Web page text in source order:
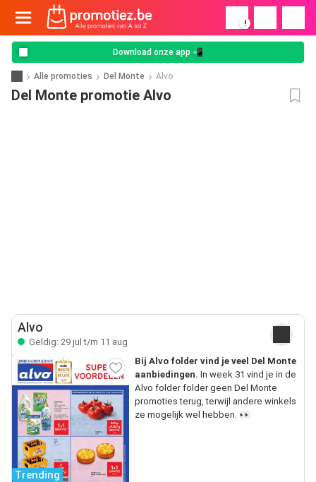
!
Download onze app 📲
Alle promoties Del Monte Alvo
Del Monte promotie Alvo
Alvo
Geldig: 29 jul t/m 11 aug
Trending
Bij Alvo folder vind je veel Del Monte
aanbiedingen. In week 31 vind je in de
Alvo folder folder geen Del Monte
promoties terug, terwijl andere winkels
ze mogelijk wel hebben. 👀